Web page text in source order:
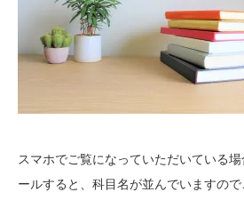
スマホでご覧になっていただいている
ールすると、科目名が並んでいますの